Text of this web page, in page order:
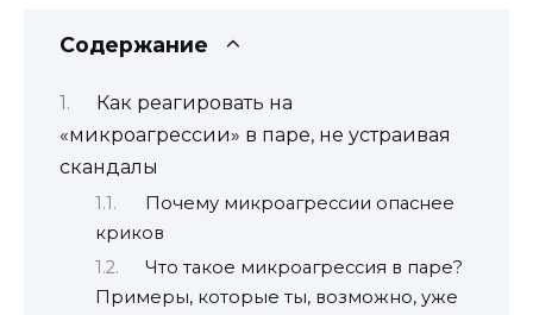
Содержание
Как реагировать на
«микроагрессии» в паре, не устраивая
скандалы
Почему микроагрессии опаснее
криков
Что такое микроагрессия в паре?
Примеры, которые ты, возможно, уже